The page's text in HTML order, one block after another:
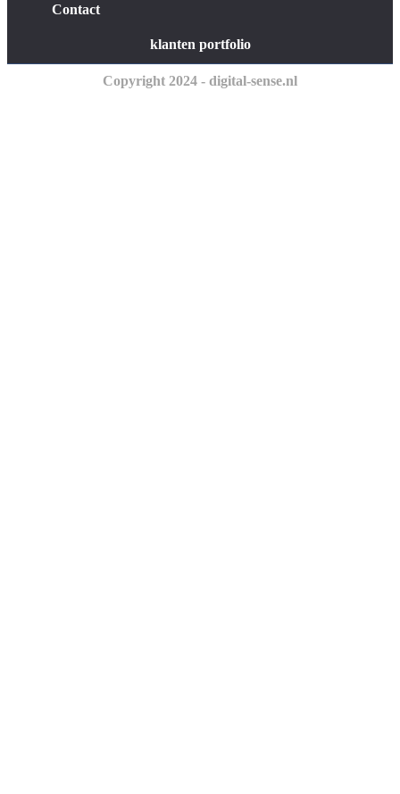
Contact
klanten portfolio
Copyright 2024 - digital-sense.nl